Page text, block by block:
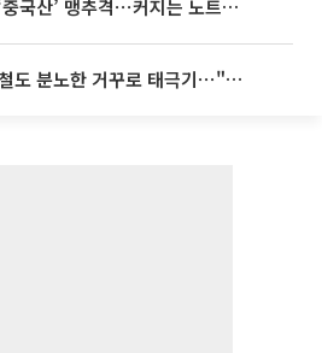
맥북 품은 삼성에 ‘중국산’ 맹추격⋯커지는 노트북 OLED 시장
서경덕 교수, 김희철도 분노한 거꾸로 태극기⋯"엉터리는 아냐, 아쉬울 뿐"